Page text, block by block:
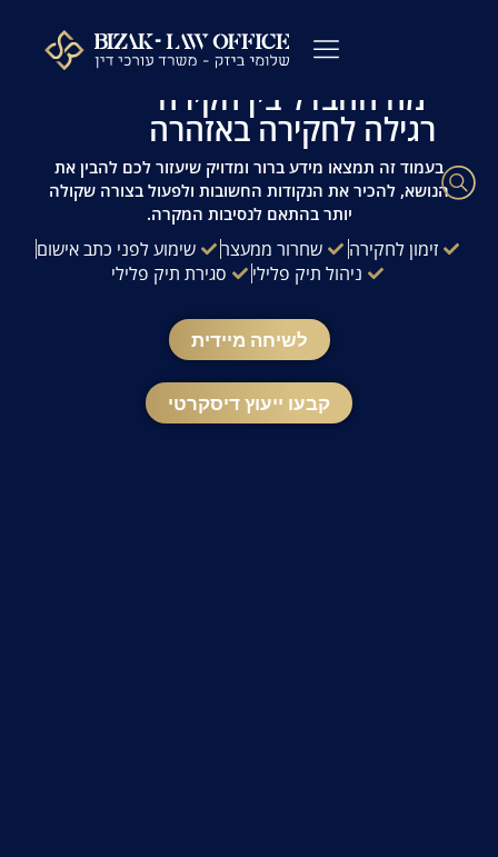
עו"ד פלילי שלומי ביזק | זמינות 24/7 | ייעוץ
מהיר ודיסקרטי
מה ההבדל בין חקירה
רגילה לחקירה באזהרה
בעמוד זה תמצאו מידע ברור ומדויק שיעזור לכם להבין את
הנושא, להכיר את הנקודות החשובות ולפעול בצורה שקולה
יותר בהתאם לנסיבות המקרה.
זימון לחקירה שחרור ממעצר
שימוע לפני כתב אישום
ניהול תיק פלילי
סגירת תיק פלילי
לשיחה מיידית
קבעו ייעוץ דיסקרטי